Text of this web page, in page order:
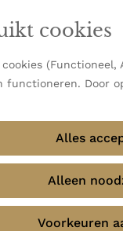
cookies
functioneren. Door
Alles
Alleen
Voorkeuren